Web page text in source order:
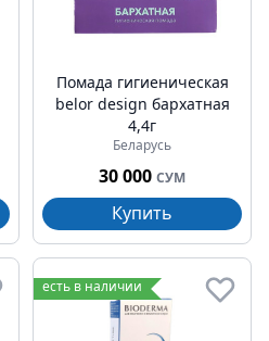
Помада гигиеническая
belor design бархатная
4,4г
Беларусь
30 000 СУМ
Купить
есть в наличии